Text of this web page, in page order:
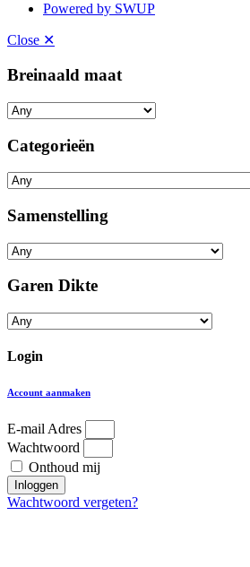
Powered by SWUP
Close ✕
Breinaald maat
Categorieën
Samenstelling
Garen Dikte
Login
Account aanmaken
E-mail Adres
Wachtwoord
Onthoud mij
Inloggen
Wachtwoord vergeten?